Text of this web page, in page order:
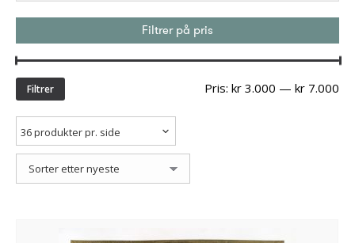
Filtrer på pris
Filtrer Pris: kr 3.000 — kr 7.000